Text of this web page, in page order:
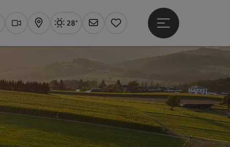
Webcams
KarteAktuelles Wetter Linz, sonnig
28°
Newsletter
Merkzettel
Hauptmenü öffnen